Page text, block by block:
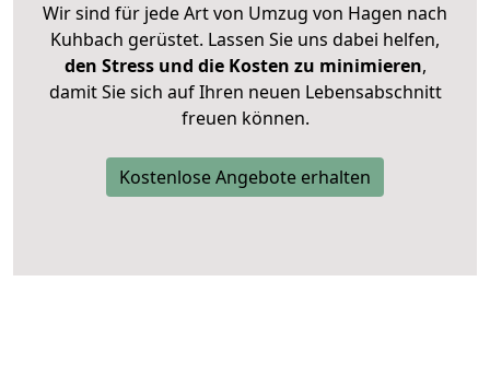
Wir sind für jede Art von Umzug von Hagen nach
Kuhbach gerüstet. Lassen Sie uns dabei helfen,
den Stress und die Kosten zu minimieren,
damit Sie sich auf Ihren neuen Lebensabschnitt
freuen können.
Kostenlose Angebote erhalten